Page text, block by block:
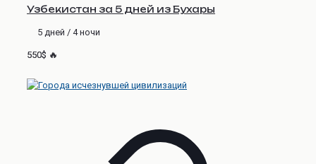
Узбекистан за 5 дней из Бухары
5 дней / 4 ночи
550$ 🔥